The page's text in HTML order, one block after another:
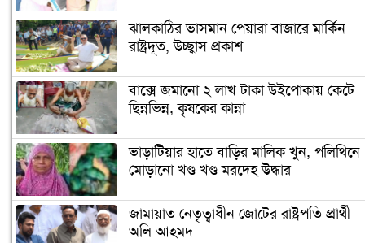
ঝালকাঠির ভাসমান পেয়ারা বাজারে মার্কিন
রাষ্ট্রদূত, উচ্ছ্বাস প্রকাশ
বাক্সে জমানো ২ লাখ টাকা উইপোকায় কেটে
ছিন্নভিন্ন, কৃষকের কান্না
ভাড়াটিয়ার হাতে বাড়ির মালিক খুন, পলিথিনে
মোড়ানো খণ্ড খণ্ড মরদেহ উদ্ধার
জামায়াত নেতৃত্বাধীন জোটের রাষ্ট্রপতি প্রার্থী
অলি আহমদ